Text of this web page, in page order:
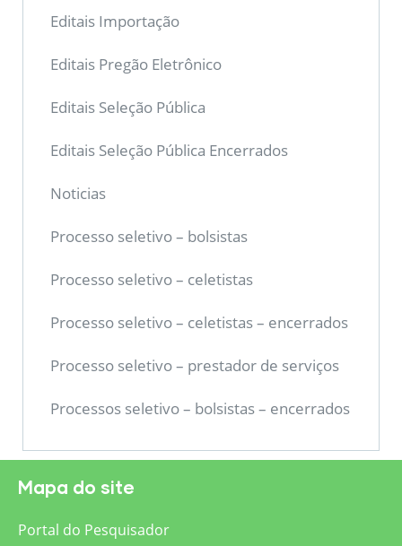
Editais Importação
Editais Pregão Eletrônico
Editais Seleção Pública
Editais Seleção Pública Encerrados
Noticias
Processo seletivo – bolsistas
Processo seletivo – celetistas
Processo seletivo – celetistas – encerrados
Processo seletivo – prestador de serviços
Processos seletivo – bolsistas – encerrados
Mapa do site
Portal do Pesquisador